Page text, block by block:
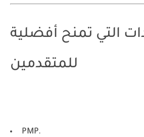
التي تمنح أفضلية
للمتقدمين
PMP.